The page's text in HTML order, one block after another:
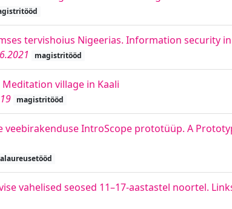
tervishoius Nigeerias. Information security
magistritööd
village in Kaali
magistritööd
veebirakenduse IntroScope prototüüp. A
vahelised seosed 11–17-aastastel noortel.